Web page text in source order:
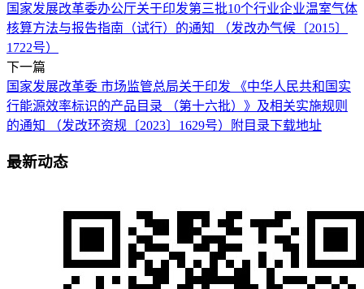
国家发展改革委办公厅关于印发第三批10个行业企业温室气体
核算方法与报告指南（试行）的通知 （发改办气候〔2015〕
1722号）
下一篇
国家发展改革委 市场监管总局关于印发 《中华人民共和国实
行能源效率标识的产品目录 （第十六批）》及相关实施规则
的通知 （发改环资规〔2023〕1629号）附目录下载地址
最新动态